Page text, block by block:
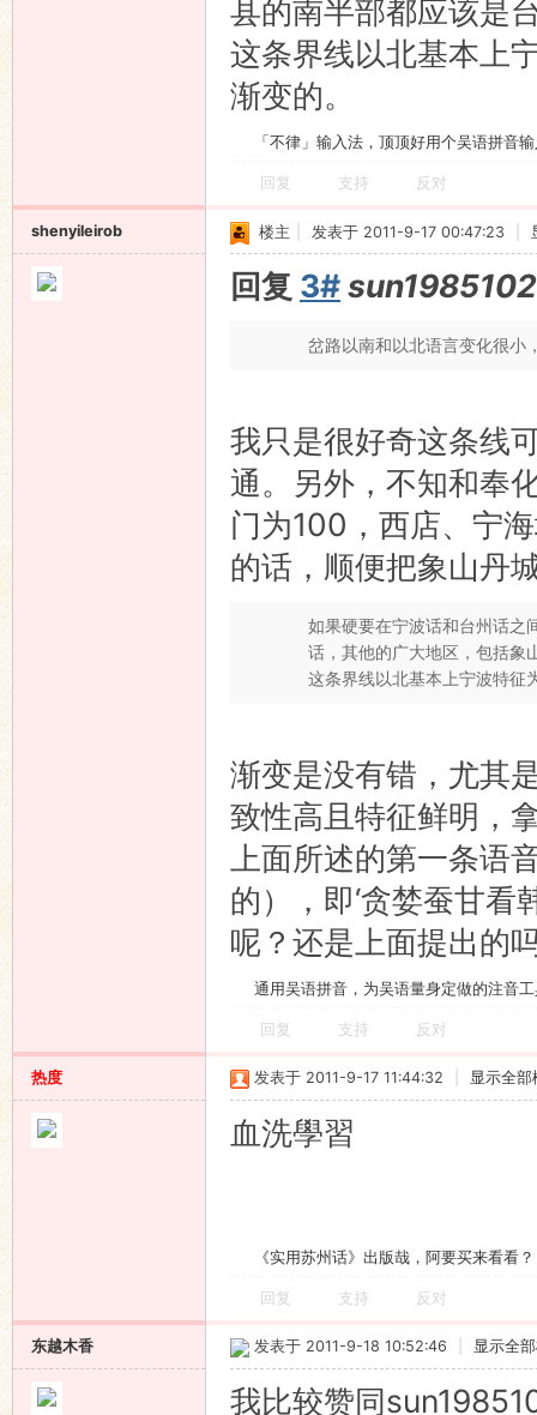
县的南半部都应该是
这条界线以北基本上
渐变的。
「不律」输入法，顶顶好用个吴语拼音
回复 支持 反对
shenyileirob 楼主 发表于 2011-9-17 00:47:23
回复 3#
岔路以南和以北语言变化很小
我只是很好奇这条线
通。另外，不知和奉
门为100，西店、宁
的话，顺便把象山丹
如果硬要在宁波话和台州话之
话，其他的广大地区，包括象
这条界线以北基本上宁波特征
渐变是没有错，尤其
致性高且特征鲜明，
上面所述的第一条语
的），即‘贪婪蚕甘
呢？还是上面提出的
通用吴语拼音，为吴语量身定做的注音
回复 支持 反对
热度 发表于 2011-9-17 11:44:32 显示全部
血洗學習
《实用苏州话》出版哉，阿要买来看看？
回复 支持 反对
东越木香 发表于 2011-9-18 10:52:46 显示全
我比较赞同